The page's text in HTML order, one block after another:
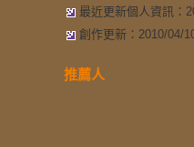
最近更新個人資訊：
創作更新：2010/04/
推薦人